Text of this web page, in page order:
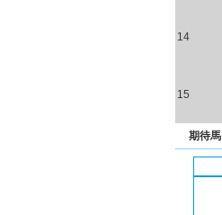
14
15
期待馬